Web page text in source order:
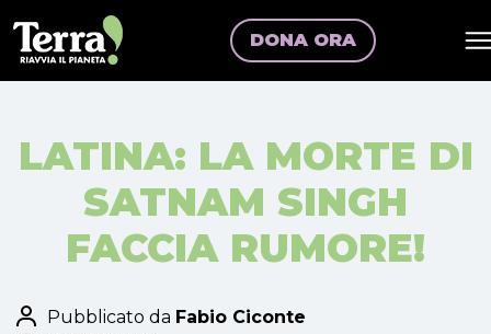
DONA ORA
LATINA: LA MORTE DI
SATNAM SINGH
FACCIA RUMORE!
Pubblicato da Fabio Ciconte